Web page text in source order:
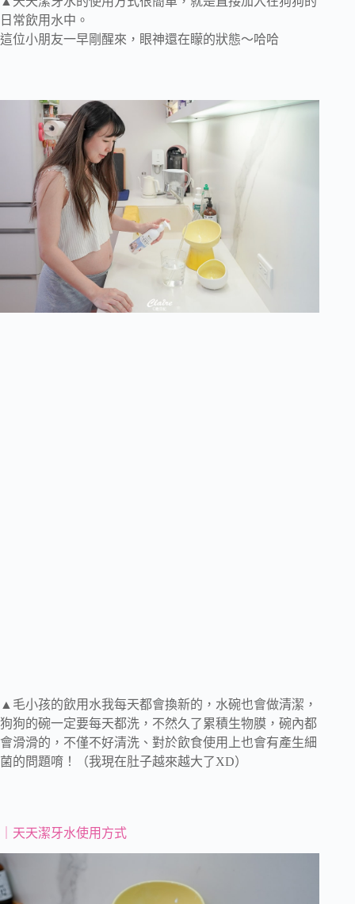
日常飲用水中。
這位小朋友一早剛醒來，眼神還在矇的狀態～哈哈
▲毛小孩的飲用水我每天都會換新的，水碗也會做清潔，
狗狗的碗一定要每天都洗，不然久了累積生物膜，碗內都
會滑滑的，不僅不好清洗、對於飲食使用上也會有產生細
菌的問題唷！（我現在肚子越來越大了XD）
｜天天潔牙水使用方式